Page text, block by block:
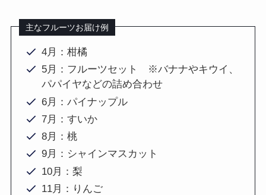
主なフルーツお届け例
4月：柑橘
5月：フルーツセット ※バナナやキウイ、
パパイヤなどの詰め合わせ
6月：パイナップル
7月：すいか
8月：桃
9月：シャインマスカット
10月：梨
11月：りんご